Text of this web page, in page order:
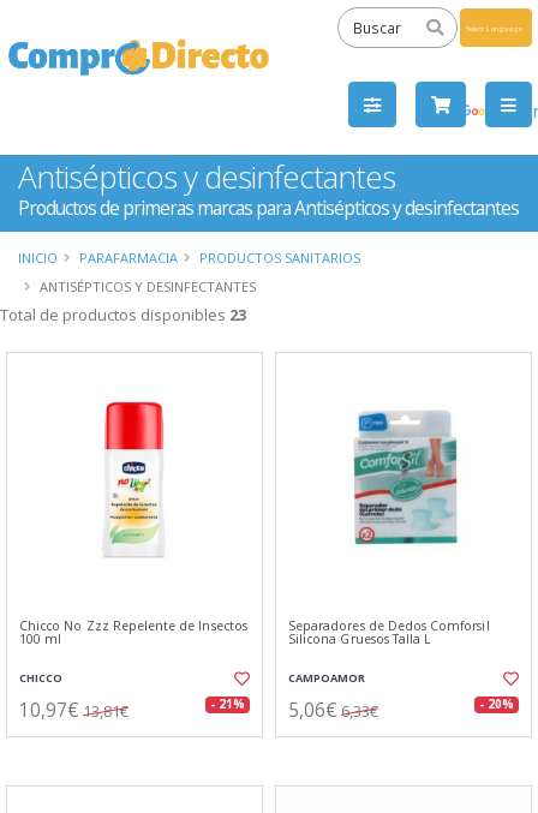
by
Antisépticos y desinfectantes
Productos de primeras marcas para Antisépticos y desinfectantes
INICIO PARAFARMACIA
PRODUCTOS SANITARIOS
ANTISÉPTICOS Y DESINFECTANTES
Total de productos disponibles 23
Chicco No Zzz Repelente de Insectos
100 ml
CHICCO
10,97€ 13,81€ - 21%
Separadores de Dedos Comforsil
Silicona Gruesos Talla L
CAMPOAMOR
5,06€ 6,33€ - 20%